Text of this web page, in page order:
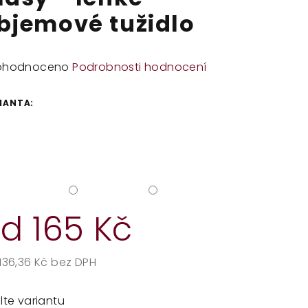
tužidlo
Podrobnosti hodnocení
165 Kč
Kč bez DPH
variantu